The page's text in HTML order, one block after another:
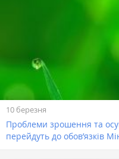
10 березня
Проблеми зрошення та
перейдуть до обов’язків